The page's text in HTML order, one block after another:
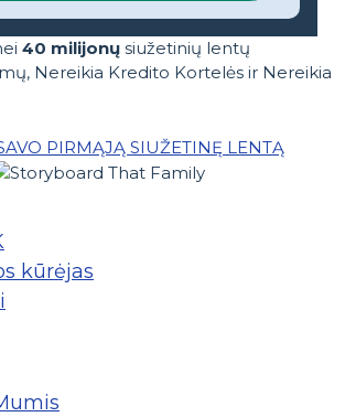
40 milijonų siužetinių lentų
Nereikia Kredito Kortelės ir Nereikia
PIRMĄJĄ SIUŽETINĘ LENTĄ
kūrėjas